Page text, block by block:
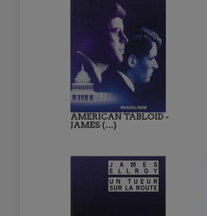
AMERICAN TABLOID -
JAMES (…)